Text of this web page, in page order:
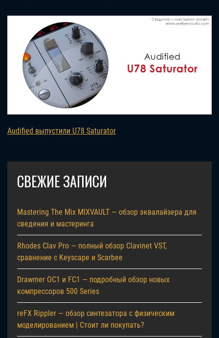
Audified выпустили U78 Saturator
СВЕЖИЕ ЗАПИСИ
Mastering The Mix MIXVAULT — обзор эквалайзера для
сведения и мастеринга
Rhodes Clav Pro — полный обзор Clavinet VST,
сравнение с Keyscape и Scarbee
Drawmer OC1 и FC1 — подробный обзор новых
компрессоров 500 Series
reFX Rippler — обзор синтезатора с физическим
моделированием | Стоит ли покупать?